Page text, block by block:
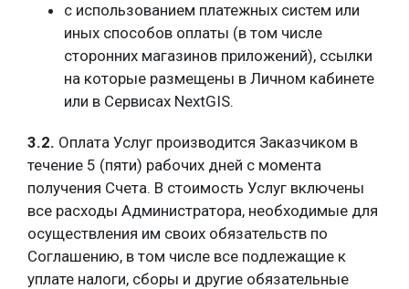
с использованием платежных систем или
иных способов оплаты (в том числе
сторонних магазинов приложений), ссылки
на которые размещены в Личном кабинете
или в Сервисах NextGIS.
3.2. Оплата Услуг производится Заказчиком в
течение 5 (пяти) рабочих дней с момента
получения Счета. В стоимость Услуг включены
все расходы Администратора, необходимые для
осуществления им своих обязательств по
Соглашению, в том числе все подлежащие к
уплате налоги, сборы и другие обязательные